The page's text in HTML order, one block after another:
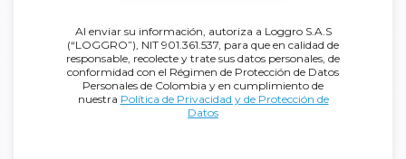
Al enviar su información, autoriza a Loggro S.A.S
(“LOGGRO”), NIT 901.361.537, para que en calidad de
responsable, recolecte y trate sus datos personales, de
conformidad con el Régimen de Protección de Datos
Personales de Colombia y en cumplimiento de
nuestra Política de Privacidad y de Protección de
Datos